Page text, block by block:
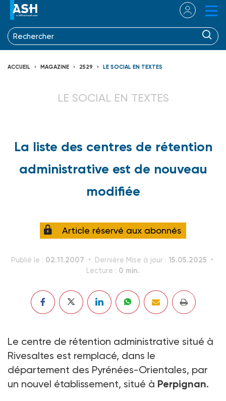
ACCUEIL MAGAZINE 2529 LE SOCIAL EN TEXTES
LE SOCIAL EN TEXTES
La liste des centres de rétention
administrative est de nouveau
modifiée
Article réservé aux abonnés
Publié le : 02.11.2007 Dernière Mise à jour : 15.05.2025
Lecture : 0 min.
Le centre de rétention administrative situé à
Rivesaltes est remplacé, dans le
département des Pyrénées-Orientales, par
un nouvel établissement, situé à Perpignan.